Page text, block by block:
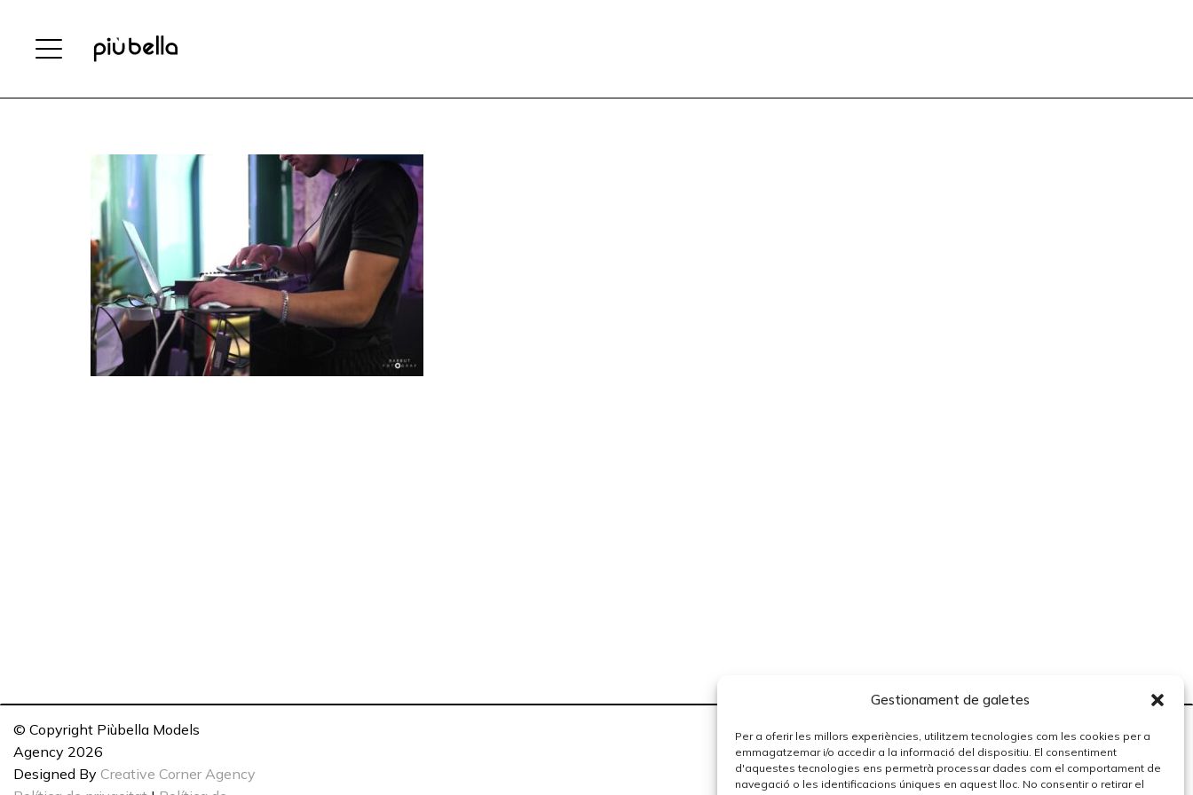
Gestionament de galetes
Per a oferir les millors experiències, utilitzem tecnologies com les cookies per a
emmagatzemar i/o accedir a la informació del dispositiu. El consentiment
d'aquestes tecnologies ens permetrà processar dades com el comportament de
navegació o les identificacions úniques en aquest lloc. No consentir o retirar el
© Copyright Piùbella Models
Agency 2026
Designed By Creative Corner Agency